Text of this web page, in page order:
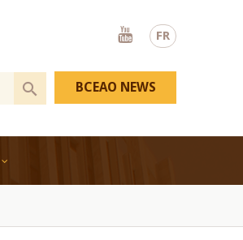
FR
Youtube
BCEAO NEWS